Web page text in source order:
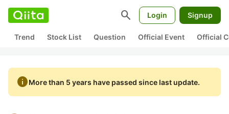
search Login Signup
Trend Stock List Question Official Event Official
infoMore than 5 years have passed since last update.